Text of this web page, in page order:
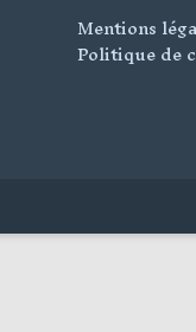
Mentions
Politique de